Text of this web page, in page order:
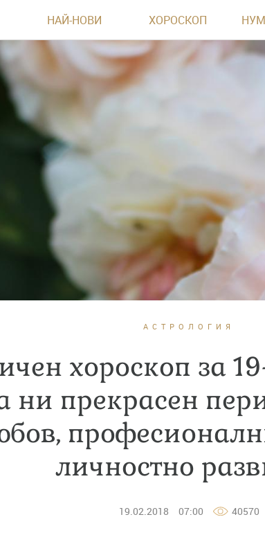
НАЙ-НОВИ ХОРОСКОП
АСТРОЛОГИЯ
хороскоп за
ни прекрасен
личностно
19.02.2018 07:00 40570